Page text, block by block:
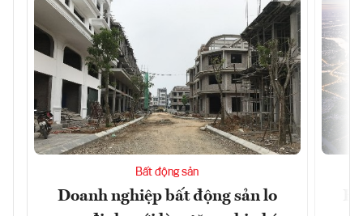
Bất động sản
Doanh nghiệp bất động sản lo